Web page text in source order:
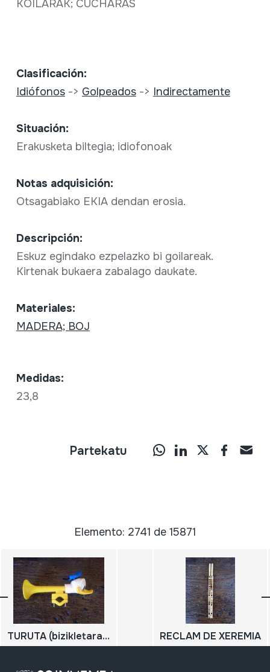
KOILARAK; CUCHARAS
Clasificación:
Idiófonos-> Golpeados-> Indirectamente
Situación:
Erakusketa biltegia; idiofonoak
Notas adquisición:
Otsagabiako EKIA dendan erosia.
Descripción:
Eskuz egindako ezpelazko bi goilareak.
Kirtenak bukaera zabalago daukate.
Materiales:
MADERA; BOJ
Medidas:
23,8
Partekatu
Elemento: 2741 de 15871
TURUTA (bizikletarako); BOCINA RECLAM DE XEREMIA